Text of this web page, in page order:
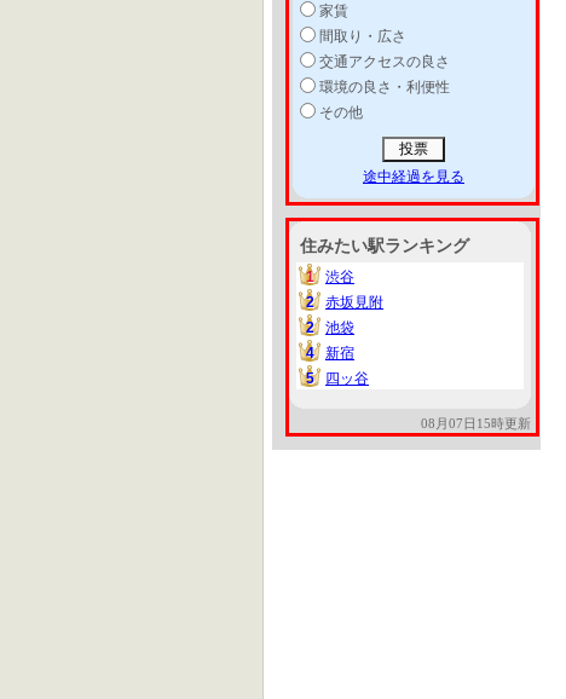
家賃
間取り・広さ
交通アクセスの良さ
環境の良さ・利便性
その他
途中経過を見る
住みたい駅ランキング
1
1
渋谷
2
2
赤坂見附
2
2
池袋
4
4
新宿
5
5 四ッ谷
08月07日15時更新